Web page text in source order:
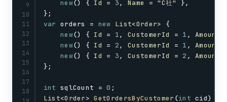
9
10
11
12
13
14
15
16
17
18
new() { Id = 3, Name = "C社"
},
};
var orders = new List<Order> {
new() { Id = 1, CustomerId = 1 , Amount
new() { Id = 2, CustomerId = 1 , Amount
new() { Id = 3, CustomerId = 2 , Amount
};
int sqlCount = 0 ;
List<Order> GetOrdersByCustomer (int cid) {